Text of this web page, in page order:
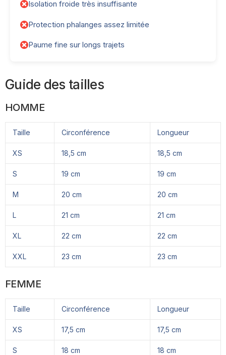
Isolation froide très insuffisante
Protection phalanges assez limitée
Paume fine sur longs trajets
Guide des tailles
HOMME
Taille Circonférence Longueur
XS 18,5 cm 18,5 cm
S 19 cm 19 cm
M 20 cm 20 cm
L 21 cm 21 cm
XL 22 cm 22 cm
XXL 23 cm 23 cm
FEMME
Taille Circonférence Longueur
XS 17,5 cm 17,5 cm
S 18 cm 18 cm